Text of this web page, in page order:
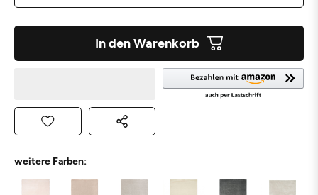
In den Warenkorb
weitere Farben: